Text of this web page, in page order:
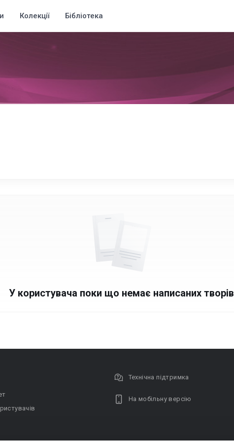
Колекції Бібліотека
У користувача поки що немає написаних творів
Технічна підтримка
На мобільну версію